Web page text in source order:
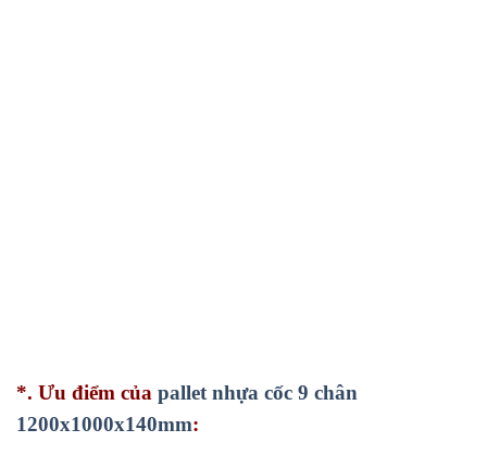
*. Ưu điểm của pallet nhựa cốc 9 chân
1200x1000x140mm: